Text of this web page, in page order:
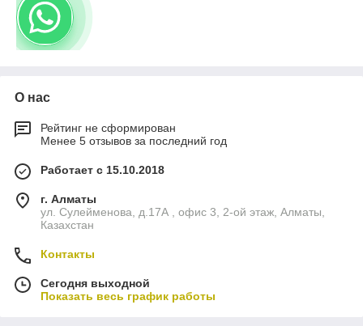
О нас
Рейтинг не сформирован
Менее 5 отзывов за последний год
Работает с 15.10.2018
г. Алматы
ул. Сулейменова, д.17А , офис 3, 2-ой этаж, Алматы,
Казахстан
Контакты
Сегодня выходной
Показать весь график работы